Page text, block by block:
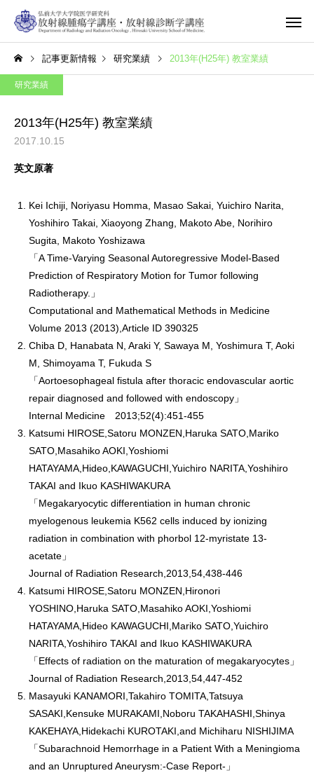
記事更新情報 研究業績 2013年(H25年) 教室業績
研究業績
2013年(H25年) 教室業績
2017.10.15
英文原著
Kei Ichiji, Noriyasu Homma, Masao Sakai, Yuichiro Narita,
Yoshihiro Takai, Xiaoyong Zhang, Makoto Abe, Norihiro
Sugita, Makoto Yoshizawa
「A Time-Varying Seasonal Autoregressive Model-Based
Prediction of Respiratory Motion for Tumor following
Radiotherapy.」
Computational and Mathematical Methods in Medicine
Volume 2013 (2013),Article ID 390325
Chiba D, Hanabata N, Araki Y, Sawaya M, Yoshimura T, Aoki
M, Shimoyama T, Fukuda S
「Aortoesophageal fistula after thoracic endovascular aortic
repair diagnosed and followed with endoscopy」
Internal Medicine 2013;52(4):451-455
Katsumi HIROSE,Satoru MONZEN,Haruka SATO,Mariko
SATO,Masahiko AOKI,Yoshiomi
HATAYAMA,Hideo,KAWAGUCHI,Yuichiro NARITA,Yoshihiro
TAKAI and Ikuo KASHIWAKURA
「Megakaryocytic differentiation in human chronic
myelogenous leukemia K562 cells induced by ionizing
radiation in combination with phorbol 12-myristate 13-
acetate」
Journal of Radiation Research,2013,54,438-446
Katsumi HIROSE,Satoru MONZEN,Hironori
YOSHINO,Haruka SATO,Masahiko AOKI,Yoshiomi
HATAYAMA,Hideo KAWAGUCHI,Mariko SATO,Yuichiro
NARITA,Yoshihiro TAKAI and Ikuo KASHIWAKURA
「Effects of radiation on the maturation of megakaryocytes」
Journal of Radiation Research,2013,54,447-452
Masayuki KANAMORI,Takahiro TOMITA,Tatsuya
SASAKI,Kensuke MURAKAMI,Noboru TAKAHASHI,Shinya
KAKEHAYA,Hidekachi KUROTAKI,and Michiharu NISHIJIMA
「Subarachnoid Hemorrhage in a Patient With a Meningioma
and an Unruptured Aneurysm:-Case Report-」